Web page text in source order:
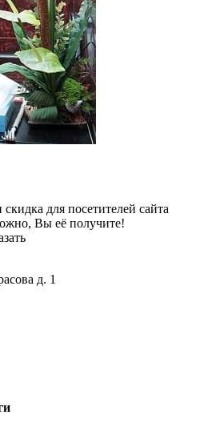
скидка для посетителей сайта
Вы её получите!
д. 1